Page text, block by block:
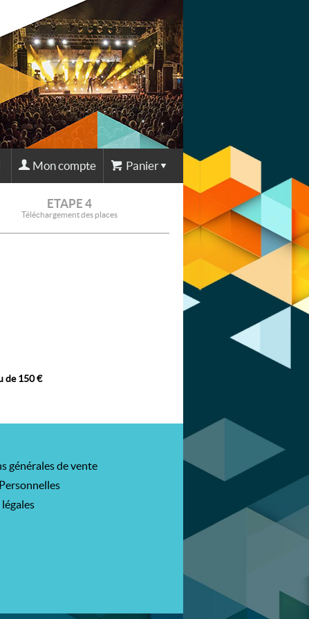
Panier
Mon compte
ETAPE 4
Téléchargement des places
de 150 €
générales de vente